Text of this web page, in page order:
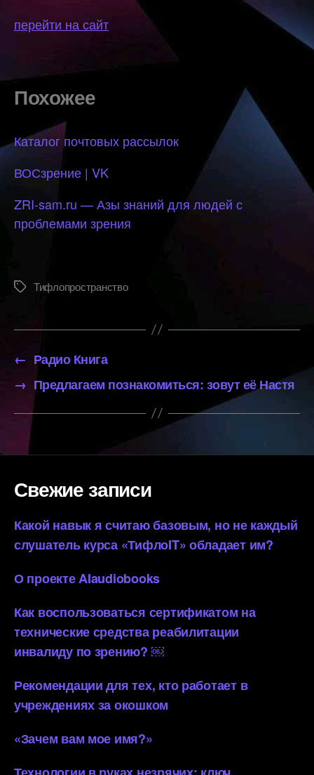
перейти на сайт
Похожее
Каталог почтовых рассылок
ВОСзрение | VK
ZRI-sam.ru — Азы знаний для людей с
проблемами зрения
МеткиТифлопространство
← Радио Книга
→ Предлагаем познакомиться: зовут её Настя
Свежие записи
Какой навык я считаю базовым, но не каждый
слушатель курса «ТифлоIT» обладает им?
О проекте AIaudiobooks
Как воспользоваться сертификатом на
технические средства реабилитации
инвалиду по зрению? ￼
Рекомендации для тех, кто работает в
учреждениях за окошком
«Зачем вам мое имя?»